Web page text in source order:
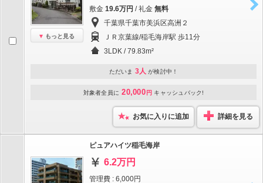
もっと見る
敷金 19.6万円 / 礼金 無料
千葉県千葉市美浜区高洲２
ＪＲ京葉線/稲毛海岸駅 歩11分
3LDK / 79.83m²
ただいま 3人 が検討中！
対象者全員に 20,000 円 キャッシュバック!
お気に入りに追加 詳細を見る
ピュアハイツ稲毛海岸
6.2万円
管理費 : 6,000円